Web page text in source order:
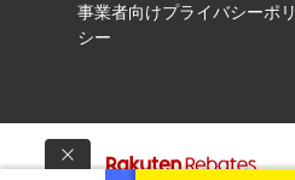
事業者向けプライバシーポリ
シー